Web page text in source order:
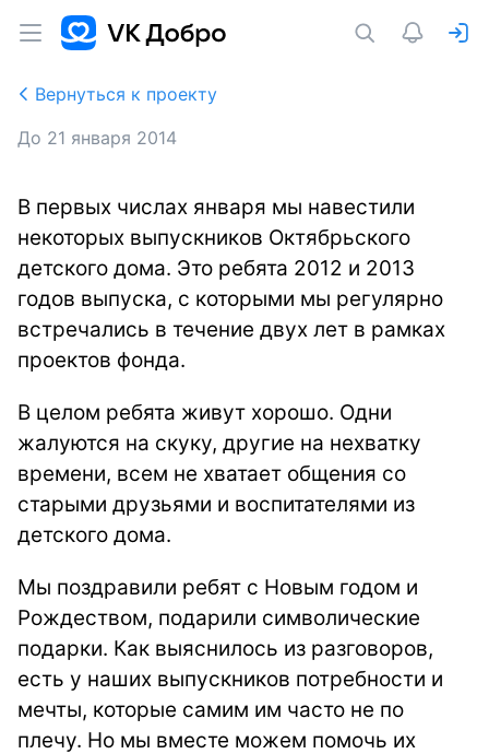
Вернуться к проекту
До 21 января 2014
В первых числах января мы навестили
некоторых выпускников Октябрьского
детского дома. Это ребята 2012 и 2013
годов выпуска, с которыми мы регулярно
встречались в течение двух лет в рамках
проектов фонда.
В целом ребята живут хорошо. Одни
жалуются на скуку, другие на нехватку
времени, всем не хватает общения со
старыми друзьями и воспитателями из
детского дома.
Мы поздравили ребят с Новым годом и
Рождеством, подарили символические
подарки. Как выяснилось из разговоров,
есть у наших выпускников потребности и
мечты, которые самим им часто не по
плечу. Но мы вместе можем помочь их